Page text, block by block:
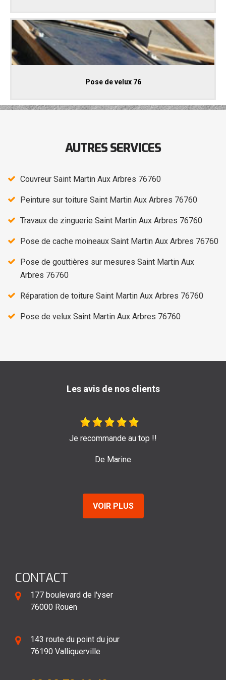
Pose de velux 76
AUTRES SERVICES
Couvreur Saint Martin Aux Arbres 76760
Peinture sur toiture Saint Martin Aux Arbres 76760
Travaux de zinguerie Saint Martin Aux Arbres 76760
Pose de cache moineaux Saint Martin Aux Arbres 76760
Pose de gouttières sur mesures Saint Martin Aux
Arbres 76760
Réparation de toiture Saint Martin Aux Arbres 76760
Pose de velux Saint Martin Aux Arbres 76760
Les avis de nos clients
Je recommande au top !!
De Marine
VOIR PLUS
CONTACT
177 boulevard de l'yser
76000 Rouen
143 route du point du jour
76190 Valliquerville